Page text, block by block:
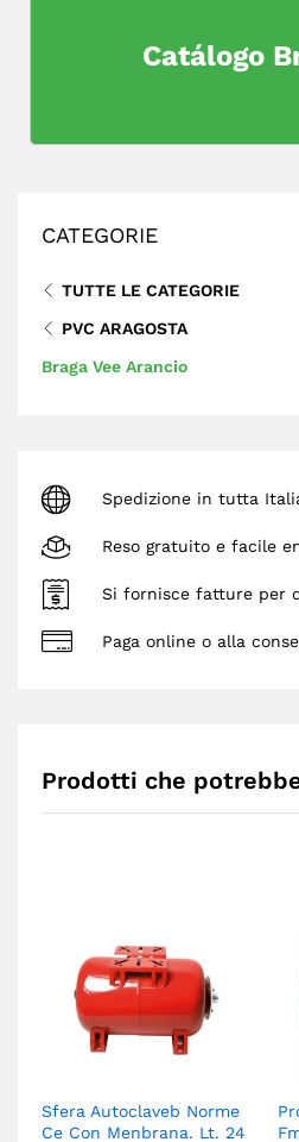
Catálogo
CATEGORIE
TUTTE LE CATEGORIE
PVC ARAGOSTA
Braga Vee Arancio
Spedizione in tutta
Reso gratuito e facile
Si fornisce fatture per
Paga online o alla
Prodotti che
Sfera Autoclaveb Norme
Ce Con Menbrana. Lt. 24